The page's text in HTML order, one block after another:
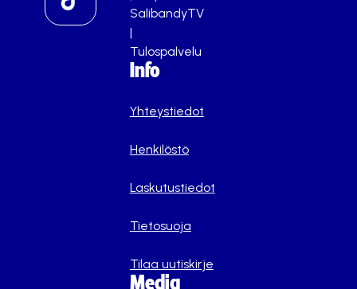
SalibandyTV
|
Tulospalvelu
Info
Yhteystiedot
Henkilöstö
Laskutustiedot
Tietosuoja
Tilaa uutiskirje
Media